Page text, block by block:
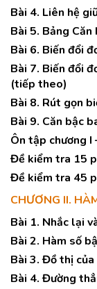
Bài 4. Liên hệ
Bài 5. Bảng Căn
Bài 6. Biến đổi
Bài 7. Biến đổi
(tiếp theo)
Bài 8. Rút gọn
Bài 9. Căn bậc
Ôn tập chương I
Đề kiểm tra 15
Đề kiểm tra 45
CHƯƠNG II.
Bài 1. Nhắc lại
Bài 2. Hàm số
Bài 3. Đồ thị của
Bài 4. Đường